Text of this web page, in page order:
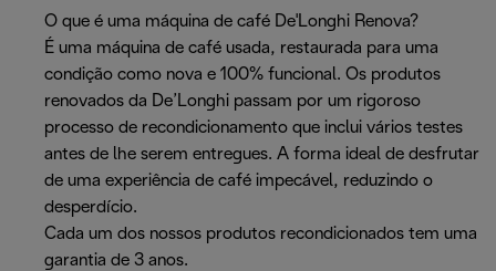
O que é uma máquina de café De'Longhi Renova?
É uma máquina de café usada, restaurada para uma
condição como nova e 100% funcional. Os produtos
renovados da De’Longhi passam por um rigoroso
processo de recondicionamento que inclui vários testes
antes de lhe serem entregues. A forma ideal de desfrutar
de uma experiência de café impecável, reduzindo o
desperdício.
Cada um dos nossos produtos recondicionados tem uma
garantia de 3 anos.